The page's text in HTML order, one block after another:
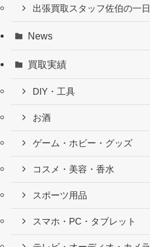
出張買取スタッフ佐伯の一日
News
買取実績
DIY・工具
お酒
ゲーム・ホビー・グッズ
コスメ・美容・香水
スポーツ用品
スマホ・PC・タブレット